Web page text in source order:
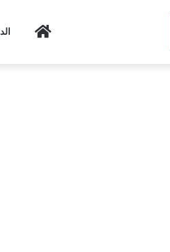
Home